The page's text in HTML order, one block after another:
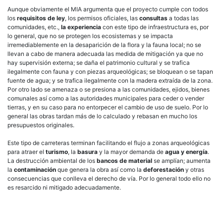
Aunque obviamente el MIA argumenta que el proyecto cumple con todos
los requisitos de ley, los permisos oficiales, las consultas a todas las
comunidades, etc., la experiencia con este tipo de infraestructura es, por
lo general, que no se protegen los ecosistemas y se impacta
irremediablemente en la desaparición de la flora y la fauna local; no se
llevan a cabo de manera adecuada las medida de mitigación ya que no
hay supervisión externa; se daña el patrimonio cultural y se trafica
ilegalmente con fauna y con piezas arqueológicas; se bloquean o se tapan
fuente de agua; y se trafica ilegalmente con la madera extraída de la zona.
Por otro lado se amenaza o se presiona a las comunidades, ejidos, bienes
comunales así como a las autoridades municipales para ceder o vender
tierras, y en su caso para no entorpecer el cambio de uso de suelo. Por lo
general las obras tardan más de lo calculado y rebasan en mucho los
presupuestos originales.
Este tipo de carreteras terminan facilitando el flujo a zonas arqueológicas
para atraer el turismo, la basura y la mayor demanda de agua y energía.
La destrucción ambiental de los bancos de material se amplían; aumenta
la contaminación que genera la obra así como la deforestación y otras
consecuencias que conlleva el derecho de vía. Por lo general todo ello no
es resarcido ni mitigado adecuadamente.